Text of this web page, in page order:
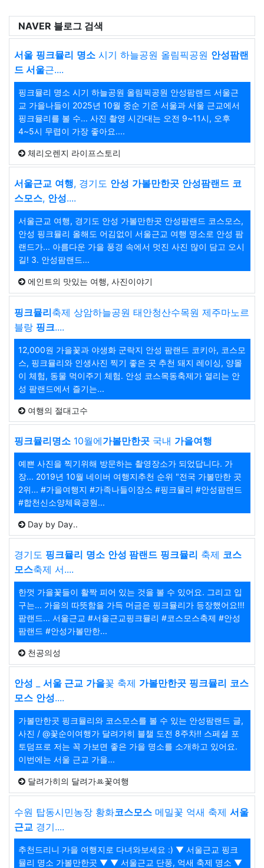
NAVER 블로그 검색
서울 핑크뮬리 명소시기 하늘공원 올림픽공원 안성팜랜
드 서울근....
핑크뮬리 명소 시기 하늘공원 올림픽공원 안성팜랜드 서울근
교 가을나들이 2025년 10월 중순 기준 서울과 서울 근교에서
핑크뮬리를 볼 수... 사진 촬영 시간대는 오전 9~11시, 오후
4~5시 무렵이 가장 좋아요....
체리오렌지 라이프스토리
서울근교 여행, 경기도 안성 가볼만한곳 안성팜랜드 코
스모스, 안성....
서울근교 여행, 경기도 안성 가볼만한곳 안성팜랜드 코스모스,
안성 핑크뮬리 올해도 어김없이 서울근교 여행 명소로 안성 팜
랜드가... 아름다운 가을 풍경 속에서 멋진 사진 많이 담고 오시
길! 3. 안성팜랜드...
에인트의 맛있는 여행, 사진이야기
핑크뮬리축제 상암하늘공원 태안청산수목원 제주마노르
블랑 핑크....
12,000원 가을꽃과 야생화 군락지 안성 팜랜드 코키아, 코스모
스, 핑크뮬리와 인생사진 찍기 좋은 곳 추천 돼지 레이싱, 양몰
이 체험, 동물 먹이주기 체험. 안성 코스목동축제가 열리는 안
성 팜랜드에서 즐기는...
여행의 절대고수
핑크뮬리명소10월에가볼만한곳국내 가을여행
예쁜 사진을 찍기위해 방문하는 촬영장소가 되었답니다. 가
장... 2019년 10월 네이버 여행지추천 순위 "전국 가볼만한 곳
2위... #가을여행지 #가족나들이장소 #핑크뮬리 #안성팜랜드
#합천신소양체육공원...
Day by Day..
경기도 핑크뮬리 명소 안성 팜랜드 핑크뮬리 축제 코스
모스축제 서....
한껏 가을꽃들이 활짝 피어 있는 것을 볼 수 있어요. 그리고 입
구는... 가을의 따뜻함을 가득 머금은 핑크뮬리가 등장했어요!!!
팜랜드... 서울근교 #서울근교핑크뮬리 #코스모스축제 #안성
팜랜드 #안성가볼만한...
천공의성
안성 서울 근교 가을꽃 축제 가볼만한곳 핑크뮬리 코스
모스 안성....
가볼만한곳 핑크뮬리와 코스모스를 볼 수 있는 안성팜랜드 글,
사진 / @꽃순이여행가 달려가히 블챌 도전 8주차!! 스페셜 포
토덤프로 저는 꼭 가보면 좋은 가을 명소를 소개하고 있어요.
이번에는 서울 근교 가을...
달려가히의 달려가ꔛ꽃여행
수원 탑동시민농장 황화코스모스메밀꽃 억새 축제 서울
근교 경기....
추천드리니 가을 여행지로 다녀와보세요 :) ▼ 서울근교 핑크
뮬리 명소 가볼만한곳 ▼ ▼ 서울근교 단풍, 억새 축제 명소 ▼